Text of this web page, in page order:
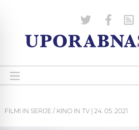
FILMI IN SERIJE / KINO IN TV 24. 05. 2021